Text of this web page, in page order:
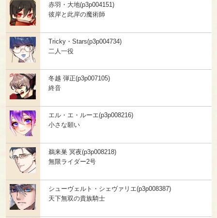
赤羽・大地(p3p004151)
彼岸と此岸の魔術師
Tricky・Stars(p3p004734)
二人一役
冬越 弾正(p3p007105)
終音
エル・エ・ルーエ(p3p008216)
小さな願い
鵜来巣 冥夜(p3p008218)
無限ライダー2号
シューヴェルト・シェヴァリエ(p3p008387)
天下無双の貴族騎士